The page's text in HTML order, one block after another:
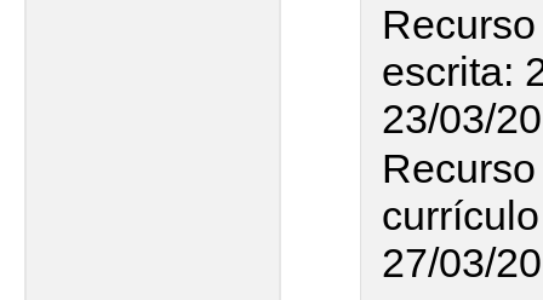
escrita:
23/03/
27/03/